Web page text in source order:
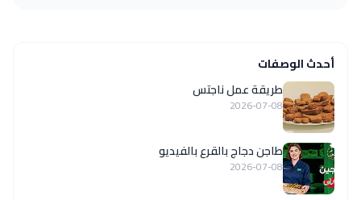
أحدث الوصفات
طريقة عمل ناجتس
2026-07-08
طاجن دجاج بالقرع بالفيديو
2026-07-08